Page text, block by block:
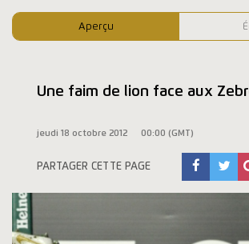
Aperçu
Une faim de lion face aux
jeudi 18 octobre 2012 00:00 (GMT)
PARTAGER CETTE PAGE